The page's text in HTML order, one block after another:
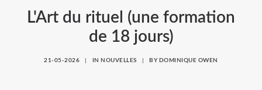
MEDIAGRAPHIE
CONTACT
L'Art du rituel (une formation
de 18 jours)
21-05-2026 IN NOUVELLES BY DOMINIQUE OWEN